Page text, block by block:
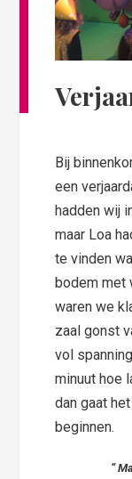
Bij
een
hadden wij
maar Loa
te vinden
bodem met
waren we
zaal gonst
vol
minuut hoe
dan gaat
beginnen.
“